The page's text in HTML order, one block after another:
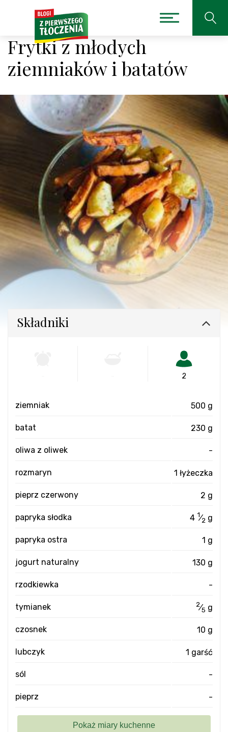
Frytki z młodych
ziemniaków i batatów
Składniki
2
ziemniak 500 g
batat 230 g
oliwa z oliwek -
rozmaryn 1 łyżeczka
pieprz czerwony 2 g
papryka słodka 4 1⁄2 g
papryka ostra 1 g
jogurt naturalny 130 g
rzodkiewka -
tymianek 2⁄5 g
czosnek 10 g
lubczyk 1 garść
sól -
pieprz -